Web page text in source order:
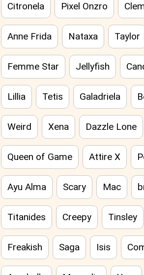
Citronela Pixel Onzro
Anne Frida Nataxa Taylor
Femme Star Jellyfish
Lillia Tetis Galadriela
Weird Xena Dazzle Lone
Queen of Game Attire X
Ayu Alma Scary Mac
Titanides Creepy Tinsley
Freakish Saga Isis